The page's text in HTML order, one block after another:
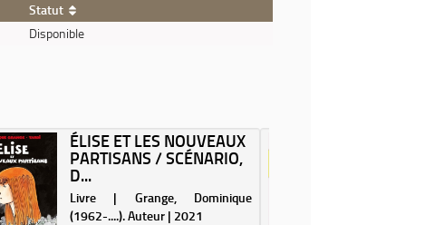
Statut
Disponible
ÉLISE ET LES NOUVEAUX
PARTISANS / SCÉNARIO,
D...
Livre | Grange, Dominique
(1962-....). Auteur | 2021